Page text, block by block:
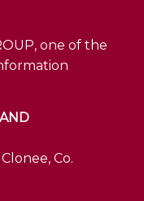
one of the
Co.